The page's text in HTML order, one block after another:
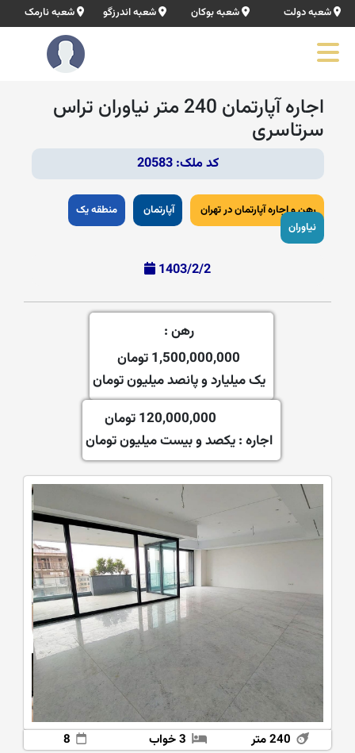
شعبه دولت شعبه بوکان شعبه اندرزگو شعبه نارمک
اجاره آپارتمان 240 متر نیاوران تراس
سرتاسری
کد ملک: 20583
رهن و اجاره آپارتمان در تهران آپارتمان
منطقه یک
نیاوران
1403/2/2
رهن :
1,500,000,000 تومان
یک میلیارد و پانصد میلیون تومان
اجاره :
120,000,000 تومان
یکصد و بیست میلیون تومان
240 متر 3 خواب 8